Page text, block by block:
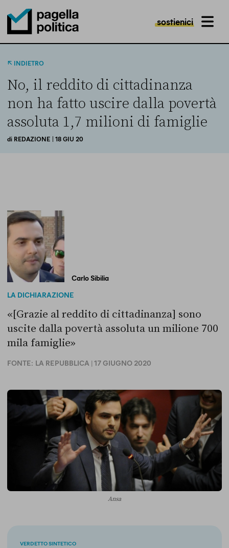
Pagella Politica Logo
sostienici MENU
INDIETRO
No, il reddito di cittadinanza
non ha fatto uscire dalla povertà
assoluta 1,7 milioni di famiglie
di REDAZIONE | 18 GIU 20
Carlo Sibilia
LA DICHIARAZIONE
«[Grazie al reddito di cittadinanza] sono
uscite dalla povertà assoluta un milione 700
mila famiglie»
FONTE: LA REPUBBLICA | 17 GIUGNO 2020
Ansa
VERDETTO SINTETICO